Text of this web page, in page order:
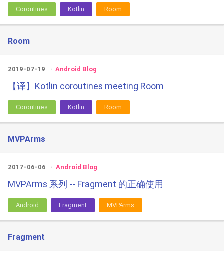
Coroutines Kotlin Room
Room
2019-07-19 Android Blog
【译】Kotlin coroutines meeting Room
Coroutines Kotlin Room
MVPArms
2017-06-06 Android Blog
MVPArms 系列 -- Fragment 的正确使用
Android Fragment MVPArms
Fragment